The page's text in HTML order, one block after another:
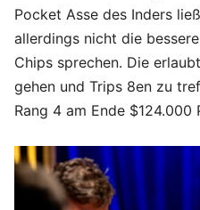
Pocket Asse des Inders
allerdings nicht die
Chips sprechen. Die
gehen und Trips 8en zu
Rang 4 am Ende $124.000